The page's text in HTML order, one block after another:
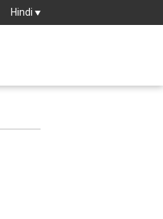
Hindi